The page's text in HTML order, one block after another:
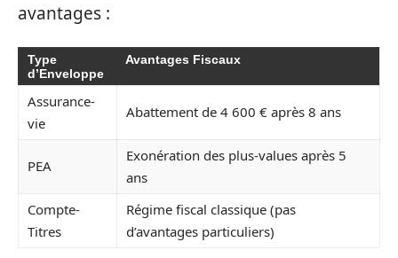
avantages :
Type
d’Enveloppe
Avantages Fiscaux
Assurance-
vie
Abattement de 4 600 € après 8 ans
PEA
Exonération des plus-values après 5
ans
Compte-
Titres
Régime fiscal classique (pas
d’avantages particuliers)